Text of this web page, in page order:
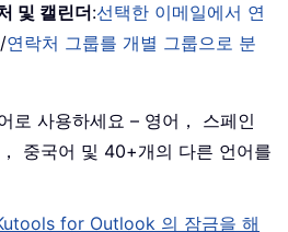
및 캘린더:선택한 이메일에서 연
/연락처 그룹를 개별 그룹으로 분
로 사용하세요 – 영어， 스페인
중국어 및 40+개의 다른 언어를
for Outlook 의 잠금을 해